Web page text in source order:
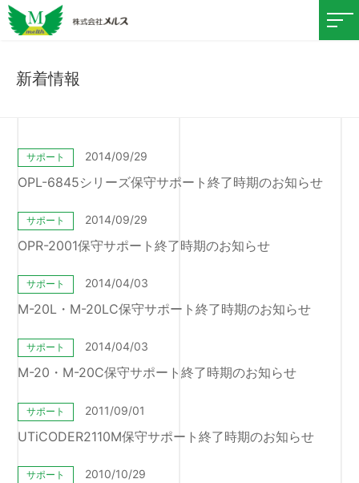
新着情報
サポート 2014/09/29
OPL-6845シリーズ保守サポート終了時期のお知らせ
サポート 2014/09/29
OPR-2001保守サポート終了時期のお知らせ
サポート 2014/04/03
M-20L・M-20LC保守サポート終了時期のお知らせ
サポート 2014/04/03
M-20・M-20C保守サポート終了時期のお知らせ
サポート 2011/09/01
UTiCODER2110M保守サポート終了時期のお知らせ
サポート 2010/10/29